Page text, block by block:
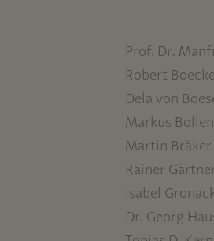
Prof. Dr.
Robert
Dela von
Markus Bollen
Martin Bräker
Rainer
Isabel
Dr. Georg